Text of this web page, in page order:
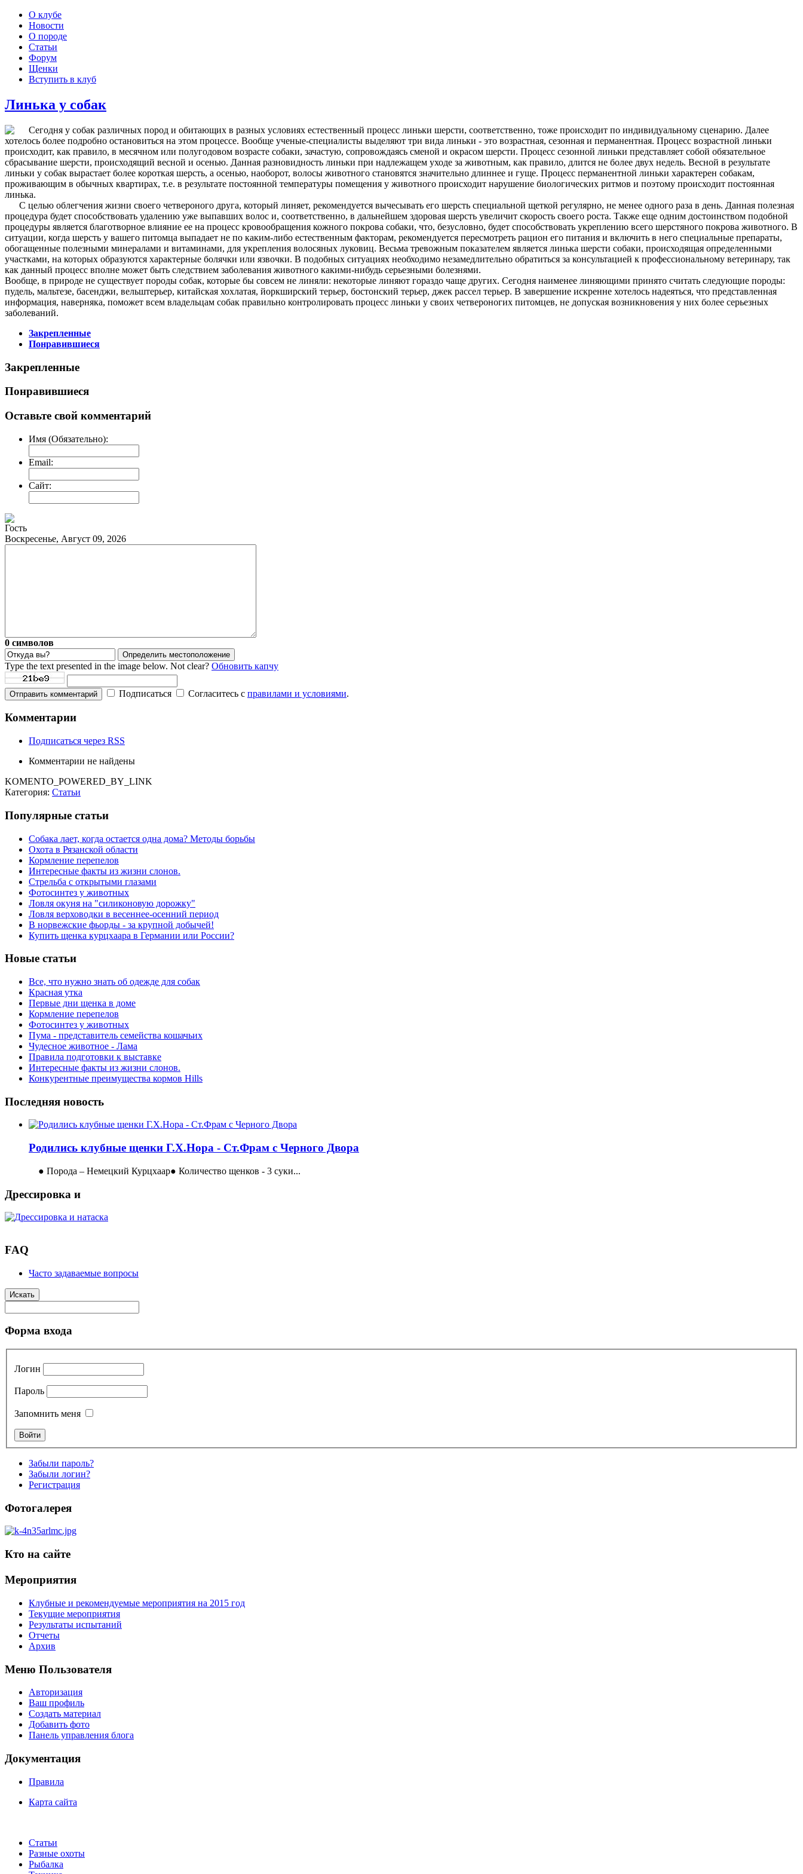
О клубе
Новости
О породе
Статьи
Форум
Щенки
Вступить в клуб
Линька у собак
Сегодня у собак различных пород и обитающих в разных условиях естественный процесс линьки шерсти, соответственно, тоже происходит по индивидуальному сценарию. Далее
хотелось более подробно остановиться на этом процессе. Вообще ученые-специалисты выделяют три вида линьки - это возрастная, сезонная и перманентная. Процесс возрастной линьки
происходит, как правило, в месячном или полугодовом возрасте собаки, зачастую, сопровождаясь сменой и окрасом шерсти. Процесс сезонной линьки представляет собой обязательное
сбрасывание шерсти, происходящий весной и осенью. Данная разновидность линьки при надлежащем уходе за животным, как правило, длится не более двух недель. Весной в результате
линьки у собак вырастает более короткая шерсть, а осенью, наоборот, волосы животного становятся значительно длиннее и гуще. Процесс перманентной линьки характерен собакам,
проживающим в обычных квартирах, т.е. в результате постоянной температуры помещения у животного происходит нарушение биологических ритмов и поэтому происходит постоянная
линька.
С целью облегчения жизни своего четвероного друга, который линяет, рекомендуется вычесывать его шерсть специальной щеткой регулярно, не менее одного раза в день. Данная полезная
процедура будет способствовать удалению уже выпавших волос и, соответственно, в дальнейшем здоровая шерсть увеличит скорость своего роста. Также еще одним достоинством подобной
процедуры является благотворное влияние ее на процесс кровообращения кожного покрова собаки, что, безусловно, будет способствовать укреплению всего шерстяного покрова животного. В
ситуации, когда шерсть у вашего питомца выпадает не по каким-либо естественным факторам, рекомендуется пересмотреть рацион его питания и включить в него специальные препараты,
обогащенные полезными минералами и витаминами, для укрепления волосяных луковиц. Весьма тревожным показателем является линька шерсти собаки, происходящая определенными
участками, на которых образуются характерные болячки или язвочки. В подобных ситуациях необходимо незамедлительно обратиться за консультацией к профессиональному ветеринару, так
как данный процесс вполне может быть следствием заболевания животного какими-нибудь серьезными болезнями.
Вообще, в природе не существует породы собак, которые бы совсем не линяли: некоторые линяют гораздо чаще других. Сегодня наименее линяющими принято считать следующие породы:
пудель, мальтезе, басенджи, вельштерьер, китайская хохлатая, йоркширский терьер, бостонский терьер, джек рассел терьер. В завершение искренне хотелось надеяться, что представленная
информация, наверняка, поможет всем владельцам собак правильно контролировать процесс линьки у своих четвероногих питомцев, не допуская возникновения у них более серьезных
заболеваний.
Закрепленные
Понравившиеся
Закрепленные
Понравившиеся
Оставьте свой комментарий
Имя (Обязательно):
Email:
Сайт:
Гость
Воскресенье, Август 09, 2026
0 символов
Определить местоположение
Type the text presented in the image below. Not clear? Обновить капчу
Отправить комментарий Подписаться Согласитесь с правилами и условиями.
Комментарии
Подписаться через RSS
Комментарии не найдены
KOMENTO_POWERED_BY_LINK
Категория: Статьи
Популярные статьи
Собака лает, когда остается одна дома? Методы борьбы
Охота в Рязанской области
Кормление перепелов
Интересные факты из жизни слонов.
Стрельба с открытыми глазами
Фотосинтез у животных
Ловля окуня на "силиконовую дорожку"
Ловля верховодки в весеннее-осенний период
В норвежские фьорды - за крупной добычей!
Купить щенка курцхаара в Германии или России?
Новые статьи
Все, что нужно знать об одежде для собак
Красная утка
Первые дни щенка в доме
Кормление перепелов
Фотосинтез у животных
Пума - представитель семейства кошачьих
Чудесное животное - Лама
Правила подготовки к выставке
Интересные факты из жизни слонов.
Конкурентные преимущества кормов Hills
Последняя новость
Родились клубные щенки Г.Х.Нора - Ст.Фрам с Черного Двора
● Порода – Немецкий Курцхаар● Количество щенков - 3 суки...
Дрессировка и
FAQ
Часто задаваемые вопросы
Искать
Форма входа
Логин
Пароль
Запомнить меня
Забыли пароль?
Забыли логин?
Регистрация
Фотогалерея
Кто на сайте
Мероприятия
Клубные и рекомендуемые мероприятия на 2015 год
Текущие мероприятия
Результаты испытаний
Отчеты
Архив
Меню Пользователя
Авторизация
Ваш профиль
Создать материал
Добавить фото
Панель управления блога
Документация
Правила
Карта сайта
Статьи
Разные охоты
Рыбалка